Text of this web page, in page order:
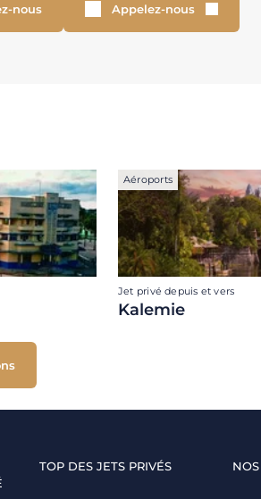
nous Appelez-nous
Aéroports
Jet privé depuis et vers
Kalemie
TOP DES JETS PRIVÉS